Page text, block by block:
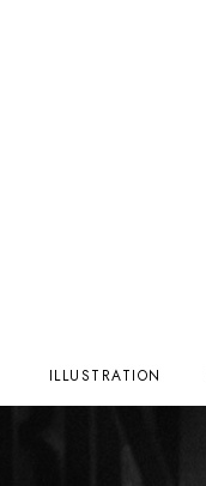
ILLUSTRATION